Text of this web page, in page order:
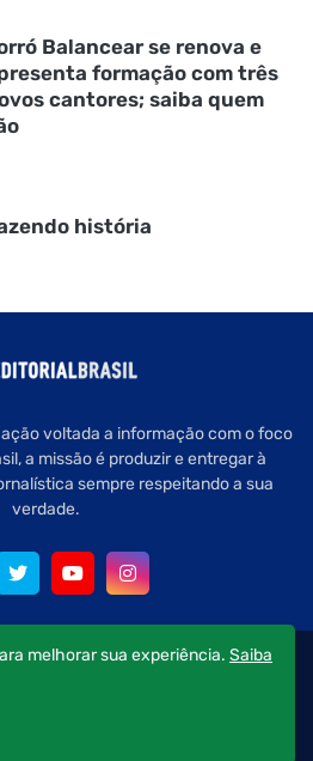
Balancear se renova e
formação com três
cantores; saiba quem
história
voltada a informação com o foco
a missão é produzir e entregar à
sempre respeitando a sua
verdade.
- Todos os direitos reservados.
melhorar sua experiência. Saiba